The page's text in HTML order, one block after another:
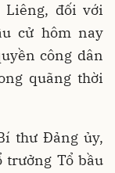
Liêng, đối với
cử hôm nay
công dân
quãng thời
thư Đảng ủy,
trưởng Tổ bầu